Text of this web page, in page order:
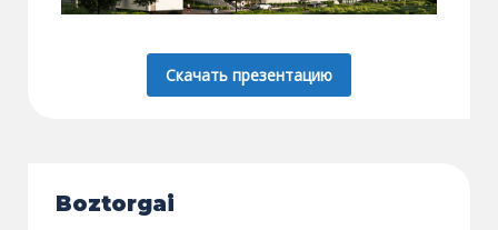
Скачать презентацию
Boztorgai